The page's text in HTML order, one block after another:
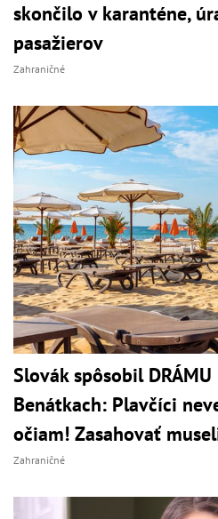
skončilo v karanténe,
pasažierov
Zahraničné
Slovák spôsobil
Benátkach: Plavčíci
očiam! Zasahovať
Zahraničné